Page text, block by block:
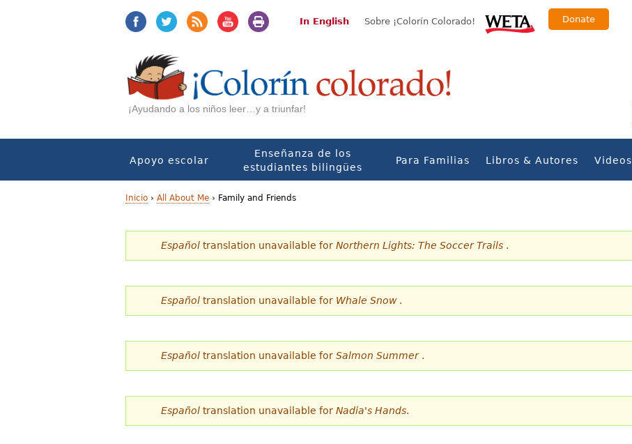
In English Sobre ¡Colorín Colorado! Donate
¡Ayudando a los niños leer…y a triunfar!
Apoyo escolar
Enseñanza de los
estudiantes bilingües
Para Familias Libros & Autores Videos
U
s
t
s
t
á
Inicio › All About Me › Family and Friends
Español translation unavailable for Northern Lights: The Soccer Trails .
Español translation unavailable for Whale Snow .
Español translation unavailable for Salmon Summer .
Español translation unavailable for Nadia's Hands.